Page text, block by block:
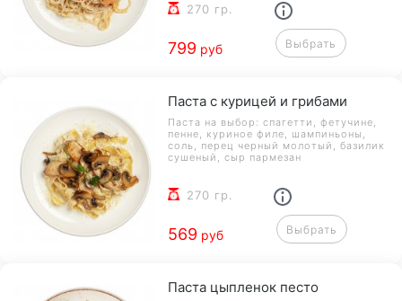
270 гр.
799 руб Выбрать
Паста с курицей и грибами
Паста на выбор: спагетти, фетучине,
пенне, куриное филе, шампиньоны,
соль, перец черный молотый, базилик
сушеный, сыр пармезан
270 гр.
569 руб Выбрать
Паста цыпленок песто